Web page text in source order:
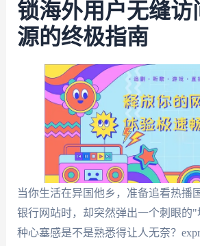
锁海外用户无缝访
源的终极指南
当你生活在异国他乡，准备追看热播
银行网站时，却突然弹出一个刺眼的
种心塞感是不是熟悉得让人无奈？